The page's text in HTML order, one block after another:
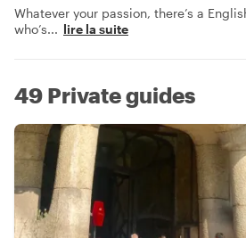
Whatever your passion, there’s a
who’s... lire la suite
49 Private guides